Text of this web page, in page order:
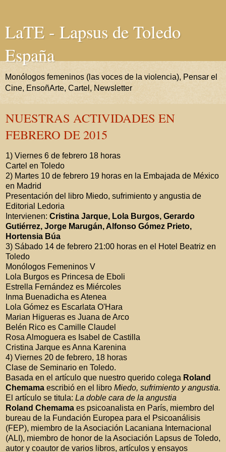
LaTE - Lapsus de Toledo
España
Monólogos femeninos (las voces de la violencia), Pensar el
Cine, EnsoñArte, Cartel, Newsletter
NUESTRAS ACTIVIDADES EN
FEBRERO DE 2015
1) Viernes 6 de febrero 18 horas
Cartel en Toledo
2) Martes 10 de febrero 19 horas en la Embajada de México
en Madrid
Presentación del libro Miedo, sufrimiento y angustia de
Editorial Ledoria
Intervienen: Cristina Jarque, Lola Burgos, Gerardo
Gutiérrez, Jorge Marugán, Alfonso Gómez Prieto,
Hortensia Búa
3) Sábado 14 de febrero 21:00 horas en el Hotel Beatriz en
Toledo
Monólogos Femeninos V
Lola Burgos es Princesa de Eboli
Estrella Fernández es Miércoles
Inma Buenadicha es Atenea
Lola Gómez es Escarlata O'Hara
Marian Higueras es Juana de Arco
Belén Rico es Camille Claudel
Rosa Almoguera es Isabel de Castilla
Cristina Jarque es Anna Karenina
4) Viernes 20 de febrero, 18 horas
Clase de Seminario en Toledo.
Basada en el artículo que nuestro querido colega Roland
Chemama escribió en el libro Miedo, sufrimiento y angustia.
El artículo se titula: La doble cara de la angustia
Roland Chemama es psicoanalista en París, miembro del
bureau de la Fundación Europea para el Psicoanálisis
(FEP), miembro de la Asociación Lacaniana Internacional
(ALI), miembro de honor de la Asociación Lapsus de Toledo,
autor y coautor de varios libros, artículos y ensayos